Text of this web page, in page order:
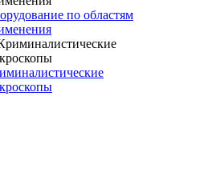
по областям